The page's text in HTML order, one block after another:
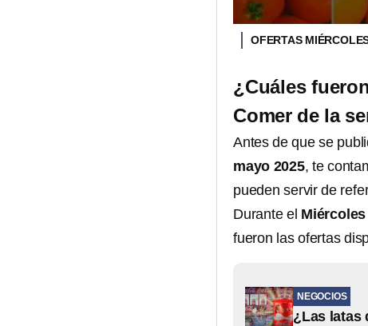
OFERTAS
¿Cuáles
Comer de la
Antes de que se
mayo 2025, te
pueden servir de
Durante el
fueron las ofertas
NEGOCIOS
¿Las latas